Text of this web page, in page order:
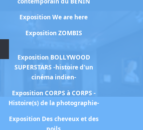
Exposition We are here
Exposition ZOMBIS
Exposition BOLLYWOOD
SUPERSTARS -histoire d'un
cinéma indien-
Exposition CORPS à CORPS -
Histoire(s) de la photographie-
Exposition Des cheveux et des